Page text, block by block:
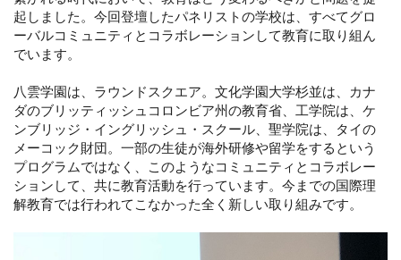
起しました。今回登壇したパネリストの学校は、すべてグロ
ーバルコミュニティとコラボレーションして教育に取り組ん
でいます。
八雲学園は、ラウンドスクエア。文化学園大学杉並は、カナ
ダのブリッティッシュコロンビア州の教育省、工学院は、ケ
ンブリッジ・イングリッシュ・スクール、聖学院は、タイの
メーコック財団。一部の生徒が海外研修や留学をするという
プログラムではなく、このようなコミュニティとコラボレー
ションして、共に教育活動を行っています。今までの国際理
解教育では行われてこなかった全く新しい取り組みです。